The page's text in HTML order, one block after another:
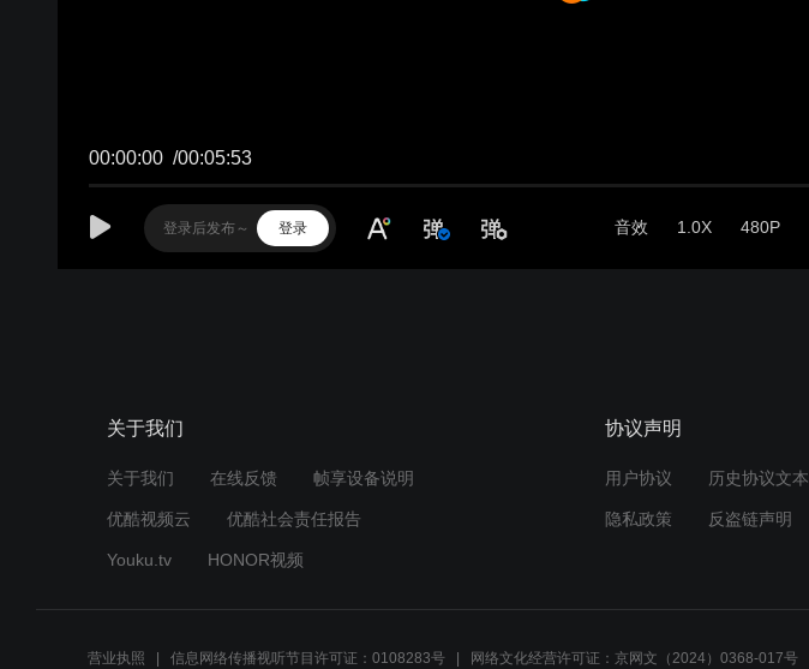
00:00:00 /00:05:53
登录 音效 1.0X 480P
关于我们
关于我们 在线反馈 帧享设备说明
优酷视频云 优酷社会责任报告
Youku.tv HONOR视频
协议声明
用户协议 历史协议文本
隐私政策 反盗链声明
营业执照 信息网络传播视听节目许可证：0108283号 网络文化经营许可证：京网文（2024）0368-017号